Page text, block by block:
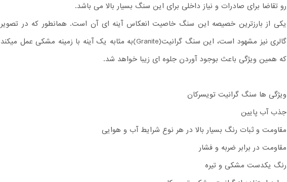
رو تقاضا برای صادرات و نیاز داخلی برای این سنگ بسیار بالا می باشد.
یکی از بارزترین خصیصه این سنگ خاصیت انعکاس آینه ای آن است. همانطور که در تصویر
گالری نیز مشهود است، این سنگ گرانیت(Granite)به مثابه یک آینه با زمینه مشکی عمل میکند
که همین ویژگی باعث بوجود آوردن جلوه ای زیبا خواهد شد.
ویژگی ها سنگ گرانیت تویسرکان
جذب آب پایین
مقاومت و ثبات رنگ بسیار بالا در هر نوع شرایط آب و هوایی
مقاومت در برابر ضربه و فشار
رنگ یکدست مشکی و تیره